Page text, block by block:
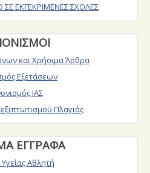
ΕΚΓΕΚΡΙΜΕΝΕΣ ΣΧΟΛΕΣ
και Χρήσιμα Άρθρα
Εξετάσεων
ΙΑΣ
Πλαγιάς
ΕΓΓΡΑΦΑ
Αθλητή